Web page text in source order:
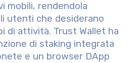
mobili, rendendola
utenti che desiderano
di attività. Trust Wallet ha
di staking integrata
e un browser DApp